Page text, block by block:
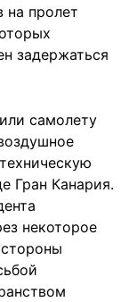
на пролет
задержаться
самолету
Гран Канария.
некоторое